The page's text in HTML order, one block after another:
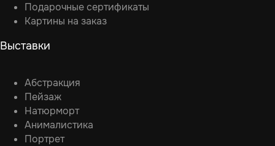
Подарочные сертификаты
Картины на заказ
Выставки
Абстракция
Пейзаж
Натюрморт
Анималистика
Портрет